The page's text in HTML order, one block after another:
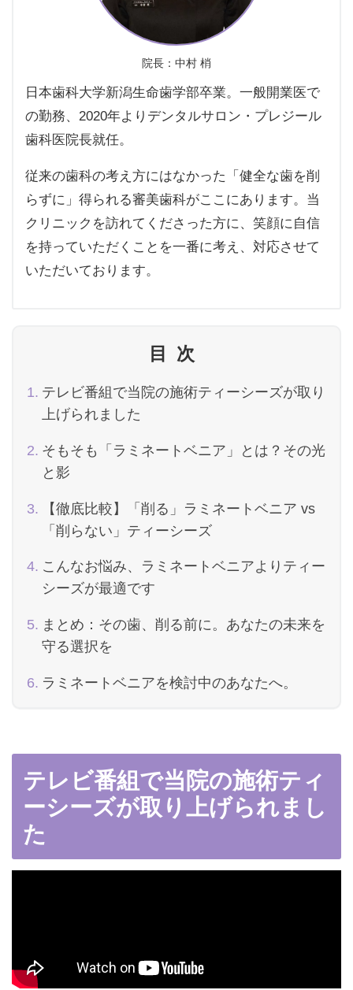
院長：中村 梢
日本歯科大学新潟生命歯学部卒業。一般開業医で
の勤務、2020年よりデンタルサロン・プレジール
歯科医院長就任。
従来の歯科の考え方にはなかった「健全な歯を削
らずに」得られる審美歯科がここにあります。当
クリニックを訪れてくださった方に、笑顔に自信
を持っていただくことを一番に考え、対応させて
いただいております。
目次
テレビ番組で当院の施術ティーシーズが取り
上げられました
そもそも「ラミネートベニア」とは？その光
と影
【徹底比較】「削る」ラミネートベニア vs
「削らない」ティーシーズ
こんなお悩み、ラミネートベニアよりティー
シーズが最適です
まとめ：その歯、削る前に。あなたの未来を
守る選択を
ラミネートベニアを検討中のあなたへ。
テレビ番組で当院の施術ティ
ーシーズが取り上げられまし
た